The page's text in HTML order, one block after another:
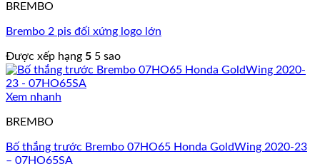
BREMBO
Brembo 2 pis đối xứng logo lớn
Được xếp hạng 5 5 sao
Xem nhanh
BREMBO
Bố thắng trước Brembo 07HO65 Honda GoldWing 2020-23
– 07HO65SA